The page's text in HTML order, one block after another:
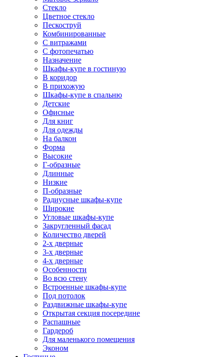
Стекло
Цветное стекло
Пескоструй
Комбинированные
С витражами
С фотопечатью
Назначение
Шкафы-купе в гостиную
В коридор
В прихожую
Шкафы-купе в спальню
Детские
Офисные
Для книг
Для одежды
На балкон
Форма
Высокие
Г-образные
Длинные
Низкие
П-образные
Радиусные шкафы-купе
Широкие
Угловые шкафы-купе
Закругленный фасад
Количество дверей
2-х дверные
3-х дверные
4-х дверные
Особенности
Во всю стену
Встроенные шкафы-купе
Под потолок
Раздвижные шкафы-купе
Открытая секция посередине
Распашные
Гардероб
Для маленького помещения
Эконом